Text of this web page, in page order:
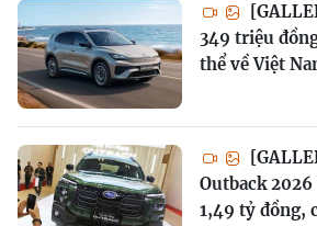
349 triệu
thể về Việt
Outback
1,49 tỷ đồng,